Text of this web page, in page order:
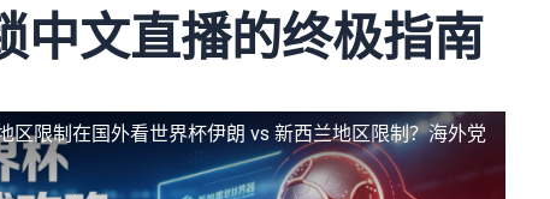
中文直播的终极指南
区限制在国外看世界杯伊朗 vs 新西兰地区限制？海外党